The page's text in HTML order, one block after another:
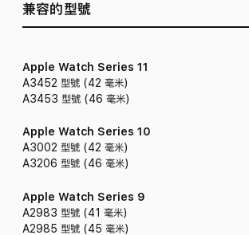
兼容的型號
Apple Watch Series 11
A3452 型號 (42 毫米)
A3453 型號 (46 毫米)
Apple Watch Series 10
A3002 型號 (42 毫米)
A3206 型號 (46 毫米)
Apple Watch Series 9
A2983 型號 (41 毫米)
A2985 型號 (45 毫米)